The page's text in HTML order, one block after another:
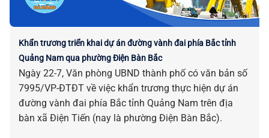
Khẩn trương triển khai dự án đường vành đai phía Bắc tỉnh
Quảng Nam qua phường Điện Bàn Bắc
Ngày 22-7, Văn phòng UBND thành phố có văn bản số
7995/VP-ĐTĐT về việc khẩn trương thực hiện dự án
đường vành đai phía Bắc tỉnh Quảng Nam trên địa
bàn xã Điện Tiến (nay là phường Điện Bàn Bắc).